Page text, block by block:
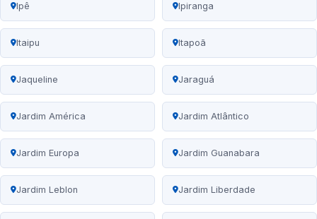
Ipê Ipiranga
Itaipu Itapoã
Jaqueline Jaraguá
Jardim América Jardim Atlântico
Jardim Europa Jardim Guanabara
Jardim Leblon Jardim Liberdade